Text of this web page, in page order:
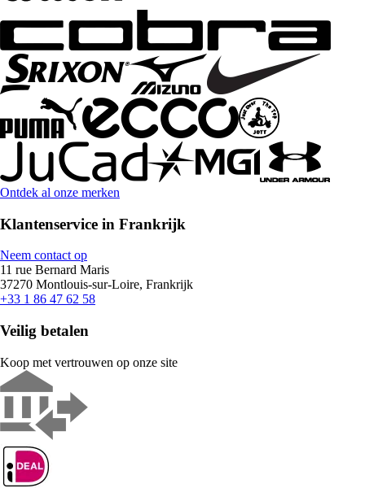
Ontdek al onze merken
Klantenservice in Frankrijk
Neem contact op
11 rue Bernard Maris
37270 Montlouis-sur-Loire, Frankrijk
+33 1 86 47 62 58
Veilig betalen
Koop met vertrouwen op onze site